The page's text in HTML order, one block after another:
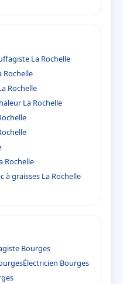
La Rochelle
Rochelle
Rochelle
La Rochelle
Rochelle
à graisses La Rochelle
Bourges
Électricien Bourges